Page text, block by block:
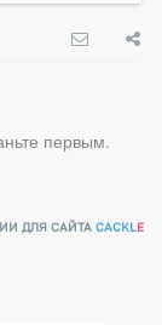
первым.
ДЛЯ САЙТАCACKLE